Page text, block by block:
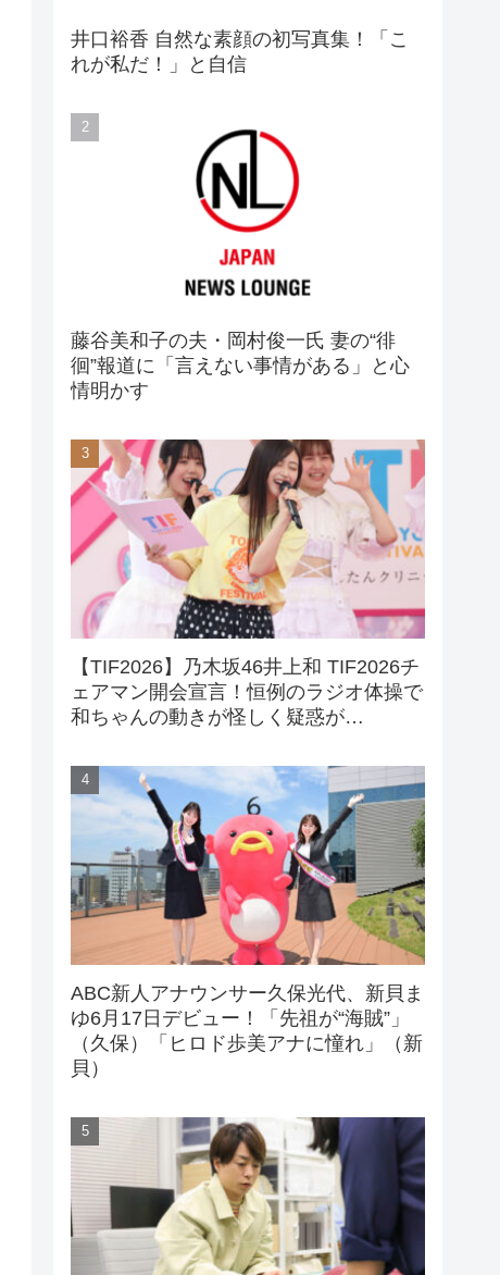
井口裕香 自然な素顔の初写真集！「こ
れが私だ！」と自信
藤谷美和子の夫・岡村俊一氏 妻の“徘
徊”報道に「言えない事情がある」と心
情明かす
【TIF2026】乃木坂46井上和 TIF2026チ
ェアマン開会宣言！恒例のラジオ体操で
和ちゃんの動きが怪しく疑惑が…
ABC新人アナウンサー久保光代、新貝ま
ゆ6月17日デビュー！「先祖が“海賊”」
（久保）「ヒロド歩美アナに憧れ」（新
貝）